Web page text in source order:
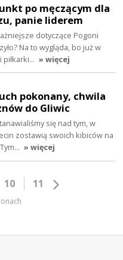
po męczącym dla
panie liderem
dotyczące Pogoni
Na to wygląda, bo już w
piłkarki… » więcej
pokonany, chwila
do Gliwic
się nad tym, w
zostawią swoich kibiców na
» więcej
10 11